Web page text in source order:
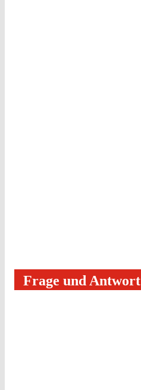
Frage und Antwort